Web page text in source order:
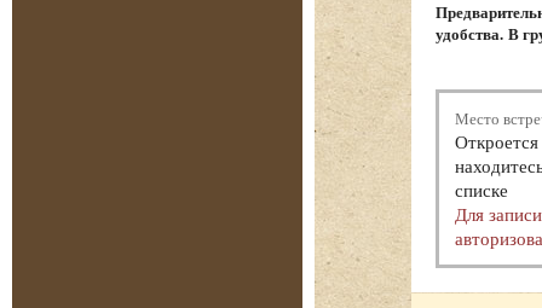
удобства. В
Место
списке
Для